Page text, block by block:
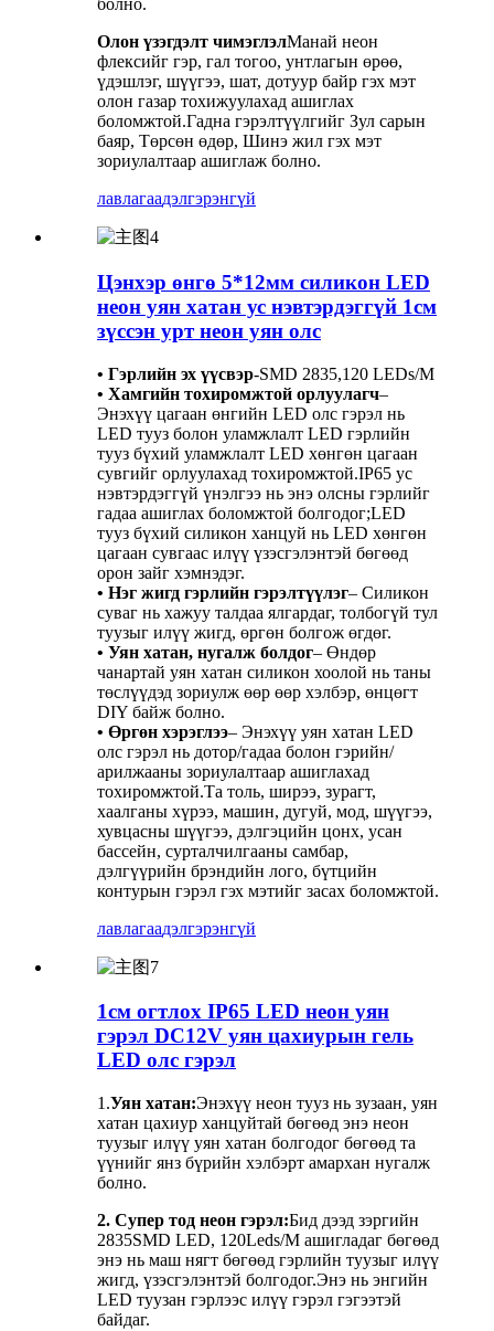
болно.
Олон үзэгдэлт чимэглэлМанай неон
флексийг гэр, гал тогоо, унтлагын өрөө,
үдэшлэг, шүүгээ, шат, дотуур байр гэх мэт
олон газар тохижуулахад ашиглах
боломжтой.Гадна гэрэлтүүлгийг Зул сарын
баяр, Төрсөн өдөр, Шинэ жил гэх мэт
зориулалтаар ашиглаж болно.
лавлагаадэлгэрэнгүй
Цэнхэр өнгө 5*12мм силикон LED
неон уян хатан ус нэвтэрдэггүй 1см
зүссэн урт неон уян олс
• Гэрлийн эх үүсвэр-SMD 2835,120 LEDs/M
• Хамгийн тохиромжтой орлуулагч–
Энэхүү цагаан өнгийн LED олс гэрэл нь
LED тууз болон уламжлалт LED гэрлийн
тууз бүхий уламжлалт LED хөнгөн цагаан
сувгийг орлуулахад тохиромжтой.IP65 ус
нэвтэрдэггүй үнэлгээ нь энэ олсны гэрлийг
гадаа ашиглах боломжтой болгодог;LED
тууз бүхий силикон ханцуй нь LED хөнгөн
цагаан сувгаас илүү үзэсгэлэнтэй бөгөөд
орон зайг хэмнэдэг.
• Нэг жигд гэрлийн гэрэлтүүлэг– Силикон
суваг нь хажуу талдаа ялгардаг, толбогүй тул
туузыг илүү жигд, өргөн болгож өгдөг.
• Уян хатан, нугалж болдог– Өндөр
чанартай уян хатан силикон хоолой нь таны
төслүүдэд зориулж өөр өөр хэлбэр, өнцөгт
DIY байж болно.
• Өргөн хэрэглээ– Энэхүү уян хатан LED
олс гэрэл нь дотор/гадаа болон гэрийн/
арилжааны зориулалтаар ашиглахад
тохиромжтой.Та толь, ширээ, зурагт,
хаалганы хүрээ, машин, дугуй, мод, шүүгээ,
хувцасны шүүгээ, дэлгэцийн цонх, усан
бассейн, сурталчилгааны самбар,
дэлгүүрийн брэндийн лого, бүтцийн
контурын гэрэл гэх мэтийг засах боломжтой.
лавлагаадэлгэрэнгүй
1см огтлох IP65 LED неон уян
гэрэл DC12V уян цахиурын гель
LED олс гэрэл
1.Уян хатан:Энэхүү неон тууз нь зузаан, уян
хатан цахиур ханцуйтай бөгөөд энэ неон
туузыг илүү уян хатан болгодог бөгөөд та
үүнийг янз бүрийн хэлбэрт амархан нугалж
болно.
2. Супер тод неон гэрэл:Бид дээд зэргийн
2835SMD LED, 120Leds/M ашигладаг бөгөөд
энэ нь маш нягт бөгөөд гэрлийн туузыг илүү
жигд, үзэсгэлэнтэй болгодог.Энэ нь энгийн
LED туузан гэрлээс илүү гэрэл гэгээтэй
байдаг.